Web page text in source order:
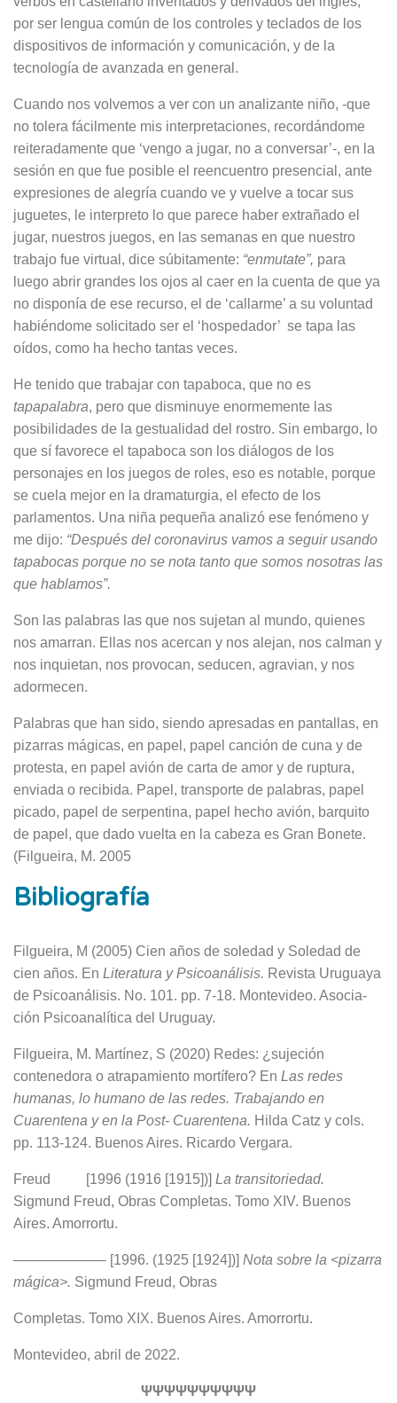
por ser lengua común de los con­troles y teclados de los
dispositivos de información y comunicación, y de la
tecnología de avanzada en general.
Cuando nos volvemos a ver con un ana­lizante niño, -que
no tolera fácilmente mis interpretaciones, recordándome
reiteradamente que ‘vengo a jugar, no a conversar’-, en la
sesión en que fue posi­ble el reencuentro presencial, ante
expre­siones de alegría cuando ve y vuelve a tocar sus
juguetes, le interpreto lo que parece haber extrañado el
jugar, nues­tros juegos, en las semanas en que nuestro
trabajo fue virtual, dice súbita­mente: “enmutate”, para
luego abrir grandes los ojos al caer en la cuenta de que ya
no disponía de ese recurso, el de ‘callarme’ a su voluntad
habiéndome solicitado ser el ‘hospedador’ se tapa las
oídos, como ha hecho tantas veces.
He tenido que trabajar con tapaboca, que no es
tapapalabra, pero que dis­minuye enormemente las
posibilida­des de la gestualidad del rostro. Sin embargo, lo
que sí favorece el tapa­boca son los diálogos de los
persona­jes en los juegos de roles, eso es no­table, porque
se cuela mejor en la dramaturgia, el efecto de los
parlamen­tos. Una niña pequeña analizó ese fe­nómeno y
me dijo: “Después del coro­navirus vamos a seguir usando
tapa­bocas porque no se nota tanto que somos nosotras las
que hablamos”.
Son las palabras las que nos sujetan al mundo, quienes
nos amarran. Ellas nos acercan y nos alejan, nos calman y
nos inquietan, nos provocan, sedu­cen, agravian, y nos
adormecen.
Palabras que han sido, siendo apresa­das en pantallas, en
pizarras mágicas, en papel, papel canción de cuna y de
protesta, en papel avión de carta de amor y de ruptura,
enviada o recibida. Papel, transporte de palabras, papel
picado, papel de serpentina, papel he­cho avión, barquito
de papel, que da­do vuelta en la cabeza es Gran Bone­te.
(Filgueira, M. 2005
Bibliografía
Filgueira, M (2005) Cien años de soledad y Soledad de
cien años. En Literatura y Psi­coanálisis. Revista Uruguaya
de Psicoanálisis. No. 101. pp. 7-18. Montevideo. Asocia­
ción Psicoanalítica del Uruguay.
Filgueira, M. Martínez, S (2020) Redes: ¿sujeción
contenedora o atrapamiento mortífe­ro? En Las redes
humanas, lo humano de las redes. Trabajando en
Cuarentena y en la Post- Cuarentena. Hilda Catz y cols.
pp. 113-124. Buenos Aires. Ricardo Vergara.
Freud [1996 (1916 [1915])] La transitoriedad.
Sigmund Freud, Obras Comple­tas. Tomo XIV. Buenos
Aires. Amorrortu.
——————– [1996. (1925 [1924])] Nota sobre la <pizarra
mágica>. Sigmund Freud, Obras
Completas. Tomo XIX. Buenos Aires. Amorrortu.
Montevideo, abril de 2022.
ΨΨΨΨΨΨΨΨΨΨ